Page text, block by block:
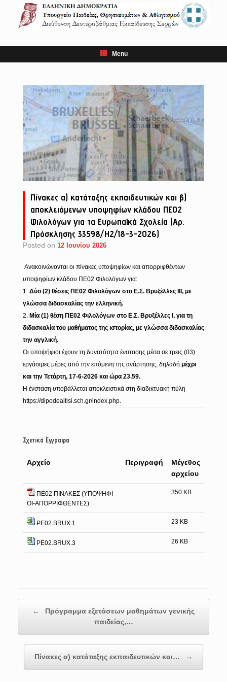
content
Menu
Πίνακες α) κατάταξης εκπαιδευτικών και β)
αποκλειόμενων υποψηφίων κλάδου ΠΕ02
Φιλολόγων για τα Ευρωπαϊκά Σχολεία (Αρ.
Πρόσκλησης 33598/Η2/18-3-2026)
Posted on 12 Ιουνίου 2026
Ανακοινώνονται οι πίνακες υποψηφίων και απορριφθέντων
υποψηφίων κλάδου ΠΕ02 Φιλολόγων για:
1. Δύο (2) θέσεις ΠΕ02 Φιλολόγων στο Ε.Σ. Βρυξέλλες ΙΙΙ, με
γλώσσα διδασκαλίας την ελληνική.
2. Μία (1) θέση ΠΕ02 Φιλολόγων στο Ε.Σ. Βρυξέλλες Ι, για τη
διδασκαλία του μαθήματος της ιστορίας, με γλώσσα διδασκαλίας
την αγγλική.
Οι υποψήφιοι έχουν τη δυνατότητα ένστασης μέσα σε τρεις (03)
εργάσιμες μέρες από την επόμενη της ανάρτησης, δηλαδή μέχρι
και την Τετάρτη, 17-6-2026 και ώρα 23.59.
Η ένσταση υποβάλλεται αποκλειστικά στη διαδικτυακή πύλη
https://dipodeaitisi.sch.gr/index.php.
Σχετικά Έγγραφα
Αρχείο Περιγραφή
Μέγεθος
αρχείου
ΠΕ02 ΠΙΝΑΚΕΣ (ΥΠΟΨΗΦΙ
ΟΙ-ΑΠΟΡΡΙΦΘΕΝΤΕΣ)
350 KB
PE02.BRUX.1 23 KB
PE02.BRUX.3 26 KB
←
Πρόγραμμα εξετάσεων μαθημάτων γενικής
παιδείας,…
Πίνακες α) κατάταξης εκπαιδευτικών και… →